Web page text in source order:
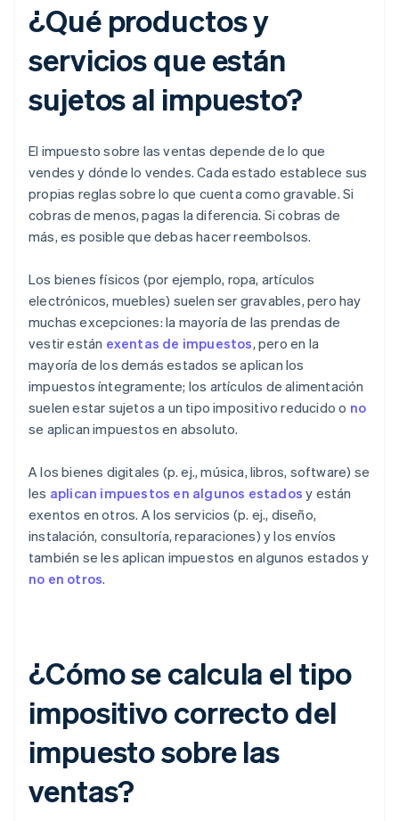
¿Qué productos y
servicios que están
sujetos al impuesto?
El impuesto sobre las ventas depende de lo que
vendes y dónde lo vendes. Cada estado establece sus
propias reglas sobre lo que cuenta como gravable. Si
cobras de menos, pagas la diferencia. Si cobras de
más, es posible que debas hacer reembolsos.
Los bienes físicos (por ejemplo, ropa, artículos
electrónicos, muebles) suelen ser gravables, pero hay
muchas excepciones: la mayoría de las prendas de
vestir están exentas de impuestos, pero en la
mayoría de los demás estados se aplican los
impuestos íntegramente; los artículos de alimentación
suelen estar sujetos a un tipo impositivo reducido o no
se aplican impuestos en absoluto.
A los bienes digitales (p. ej., música, libros, software) se
les aplican impuestos en algunos estados y están
exentos en otros. A los servicios (p. ej., diseño,
instalación, consultoría, reparaciones) y los envíos
también se les aplican impuestos en algunos estados y
no en otros.
¿Cómo se calcula el tipo
impositivo correcto del
impuesto sobre las
ventas?